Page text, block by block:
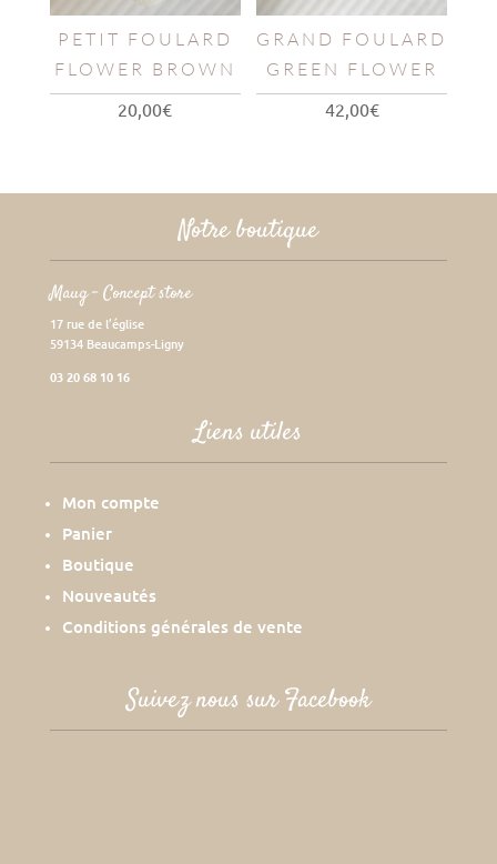
PETIT FOULARD
FLOWER BROWN
20,00€
GRAND FOULARD
GREEN FLOWER
42,00€
Notre boutique
Maug – Concept store
17 rue de l’église
59134 Beaucamps-Ligny
03 20 68 10 16
Liens utiles
Mon compte
Panier
Boutique
Nouveautés
Conditions générales de vente
Suivez nous sur Facebook